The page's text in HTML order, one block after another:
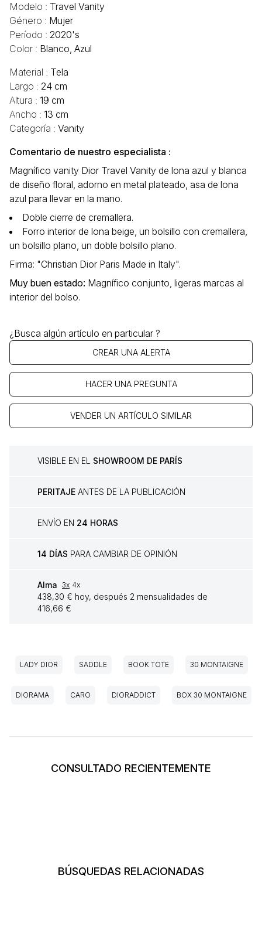
Modelo : Travel Vanity
Género : Mujer
Período : 2020's
Color : Blanco, Azul
Material : Tela
Largo : 24 cm
Altura : 19 cm
Ancho : 13 cm
Categoría : Vanity
Comentario de nuestro especialista :
Magnífico vanity Dior Travel Vanity de lona azul y blanca
de diseño floral, adorno en metal plateado, asa de lona
azul para llevar en la mano.
Doble cierre de cremallera.
Forro interior de lona beige, un bolsillo con cremallera,
un bolsillo plano, un doble bolsillo plano.
Firma: "Christian Dior Paris Made in Italy".
Muy buen estado: Magnífico conjunto, ligeras marcas al
interior del bolso.
¿Busca algún artículo en particular ?
CREAR UNA ALERTA
HACER UNA PREGUNTA
VENDER UN ARTÍCULO SIMILAR
VISIBLE EN EL SHOWROOM DE PARÍS
PERITAJE ANTES DE LA PUBLICACIÓN
ENVÍO EN 24 HORAS
14 DÍAS PARA CAMBIAR DE OPINIÓN
Alma 3x 4x
438,30 € hoy, después 2 mensualidades de
416,66 €
LADY DIOR SADDLE BOOK TOTE 30 MONTAIGNE
DIORAMA CARO DIORADDICT BOX 30 MONTAIGNE
CONSULTADO RECIENTEMENTE
BÚSQUEDAS RELACIONADAS